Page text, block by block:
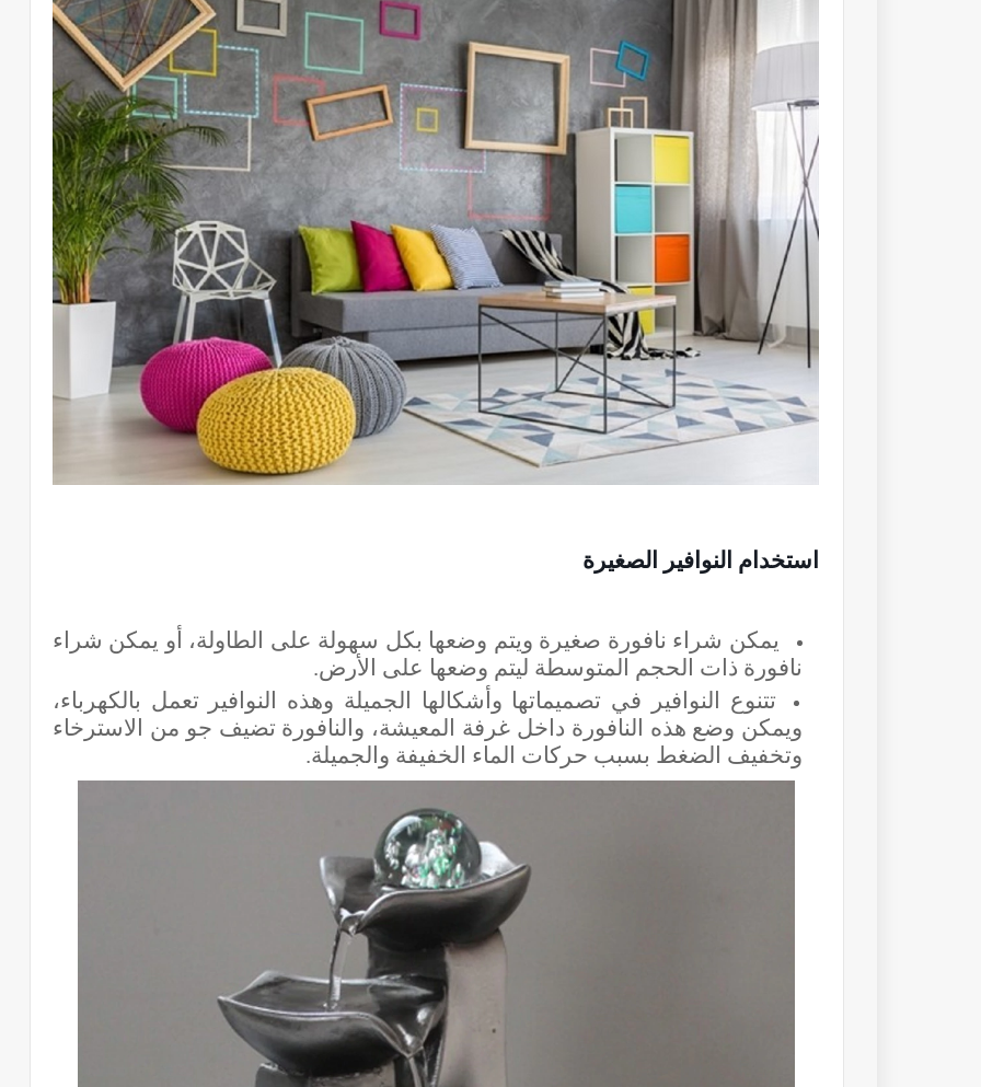
استخدام النوافير الصغيرة
يمكن شراء نافورة صغيرة ويتم وضعها بكل سهولة على الطاولة، أو يمكن شراء
نافورة ذات الحجم المتوسطة ليتم وضعها على الأرض.
تتنوع النوافير في تصميماتها وأشكالها الجميلة وهذه النوافير تعمل بالكهرباء،
ويمكن وضع هذه النافورة داخل غرفة المعيشة، والنافورة تضيف جو من الاسترخاء
وتخفيف الضغط بسبب حركات الماء الخفيفة والجميلة.